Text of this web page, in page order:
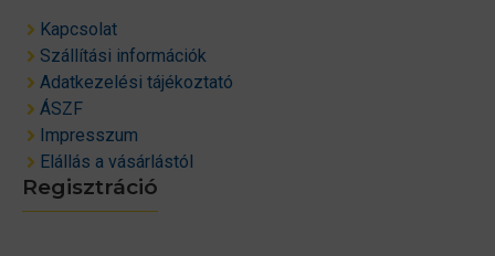
Kapcsolat
Szállítási információk
Adatkezelési tájékoztató
ÁSZF
Impresszum
Elállás a vásárlástól
Regisztráció